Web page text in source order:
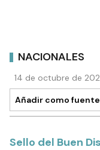
NACIONALES
14 de octubre de
Añadir como
Sello del Buen